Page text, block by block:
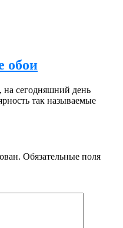
обои
на сегодняшний день
так называемые
Обязательные поля